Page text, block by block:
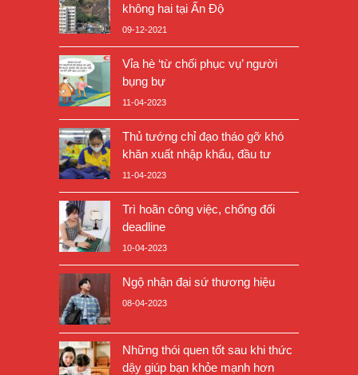
không hai tại Ấn Độ
09-12-2021
Vỉa hè ‘từ chối phục vụ’ người
bụng bự
11-04-2023
Thủ tướng chỉ đạo tháo gỡ khó
khăn xuất nhập khẩu, đầu tư
11-04-2023
Trì hoãn công việc, chống đối
deadline
10-04-2023
Ngộ nhận đại sứ thương hiệu
08-04-2023
Những thói quen tốt sau khi thức
dậy giúp bạn khỏe mạnh hơn